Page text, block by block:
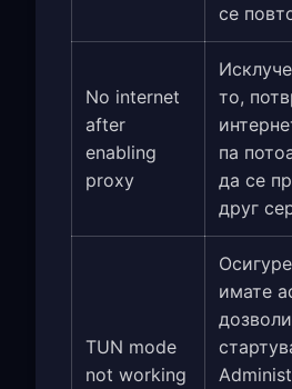
се
No internet
after
enabling
proxy
то,
па
да се
друг
TUN mode
not working
имате